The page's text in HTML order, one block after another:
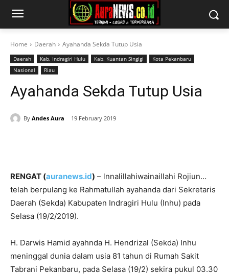
Home Daerah Ayahanda Sekda Tutup Usia
Daerah Kab. Indragiri Hulu Kab. Kuantan Singigi
Kota Pekanbaru
Nasional
Riau
Ayahanda Sekda Tutup Usia
By Andes Aura 19 February 2019
RENGAT (auranews.id) – lnnalillahiwainaillahi Rojiun…
telah berpulang ke Rahmatullah ayahanda dari Sekretaris
Daerah (Sekda) Kabupaten Indragiri Hulu (Inhu) pada
Selasa (19/2/2019).
H. Darwis Hamid ayahnda H. Hendrizal (Sekda) Inhu
meninggal dunia dalam usia 81 tahun di Rumah Sakit
Tabrani Pekanbaru, pada Selasa (19/2) sekira pukul 03.30